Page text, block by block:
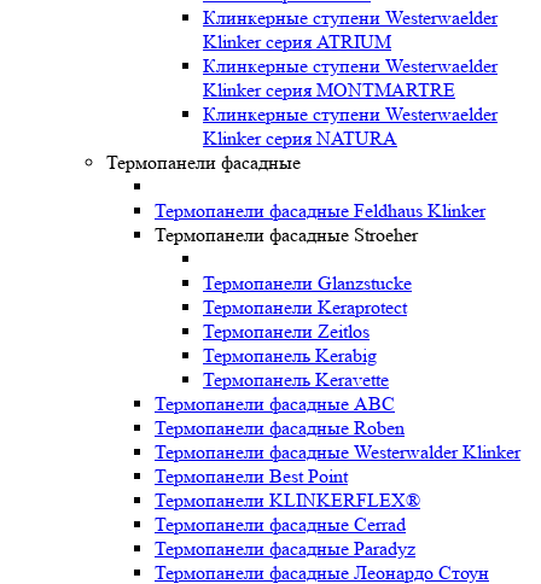
Клинкерные ступени Westerwaelder
Klinker серия ATRIUM
Клинкерные ступени Westerwaelder
Klinker серия MONTMARTRE
Клинкерные ступени Westerwaelder
Klinker серия NATURA
Термопанели фасадные
Термопанели фасадные Feldhaus Klinker
Термопанели фасадные Stroeher
Термопанели Glanzstucke
Термопанели Keraprotect
Термопанели Zeitlos
Термопанель Kerabig
Термопанель Keravette
Термопанели фасадные ABC
Термопанели фасадные Roben
Термопанели фасадные Westerwalder Klinker
Термопанели Best Point
Термопанели KLINKERFLEX®
Термопанели фасадные Cerrad
Термопанели фасадные Paradyz
Термопанели фасадные Леонардо Стоун